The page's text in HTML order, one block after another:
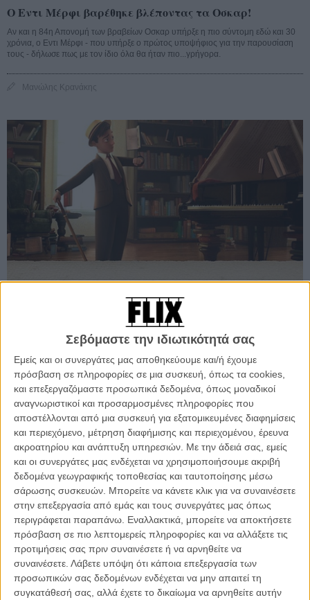
Σεβόμαστε την ιδιωτικότητά σας
Εμείς και οι συνεργάτες μας αποθηκεύουμε και/ή έχουμε
πρόσβαση σε πληροφορίες σε μια συσκευή, όπως τα cookies,
και επεξεργαζόμαστε προσωπικά δεδομένα, όπως μοναδικοί
αναγνωριστικοί και προσαρμοσμένες πληροφορίες που
αποστέλλονται από μια συσκευή για εξατομικευμένες διαφημίσεις
και περιεχόμενο, μέτρηση διαφήμισης και περιεχομένου, έρευνα
ακροατηρίου και ανάπτυξη υπηρεσιών. Με την άδειά σας, εμείς
και οι συνεργάτες μας ενδέχεται να χρησιμοποιήσουμε ακριβή
δεδομένα γεωγραφικής τοποθεσίας και ταυτοποίησης μέσω
σάρωσης συσκευών. Μπορείτε να κάνετε κλικ για να συναινέσετε
στην επεξεργασία από εμάς και τους συνεργάτες μας όπως
περιγράφεται παραπάνω. Εναλλακτικά, μπορείτε να αποκτήσετε
πρόσβαση σε πιο λεπτομερείς πληροφορίες και να αλλάξετε τις
προτιμήσεις σας πριν συναινέσετε ή να αρνηθείτε να
συναινέσετε. Λάβετε υπόψη ότι κάποια επεξεργασία των
προσωπικών σας δεδομένων ενδέχεται να μην απαιτεί τη
συγκατάθεσή σας, αλλά έχετε το δικαίωμα να αρνηθείτε αυτήν
O Εντι Μέρφι βαρέθηκε βλέποντας τα Οσκαρ!
Αν και η 84η Απονομή των βραβείων Οσκαρ υπήρξε η πιο σύντομη εδώ και 30
χρόνια, ο Εντι Μέρφι - που υπήρξε ο πρώτος υποψήφιος για την παρουσίαση
τους - δήλωσε πως με τον ίδιο όλα θα ήταν πιο...γρήγορα.
Μανώλης Κρανάκης
«The Fantastic Flying Books of Mr. Morris Lessmore»: δείτε
την ταινία που κέρδισε το Οσκαρ Μικρού Μήκους
Animation!
Διαγωνίστηκε με το «La Luna» της Pixar και κέρδισε! Δείτε το «The Fantastic
Flying Books of Mr. Morris Lessmore» και διαπιστώστε εάν άξιζε.
Λήδα Γαλανού